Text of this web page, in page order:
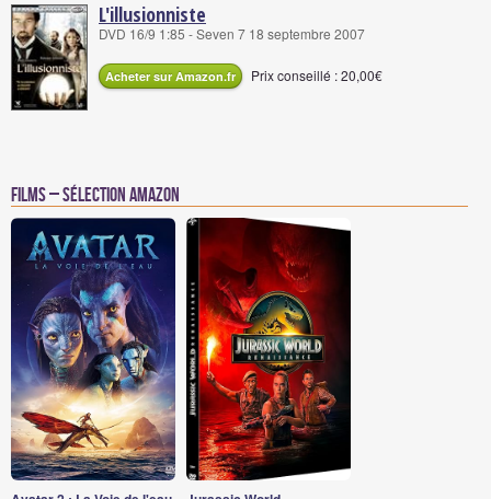
L'illusionniste
DVD 16/9 1:85 - Seven 7 18 septembre 2007
Acheter sur Amazon.fr Prix conseillé : 20,00€
Films – Sélection Amazon